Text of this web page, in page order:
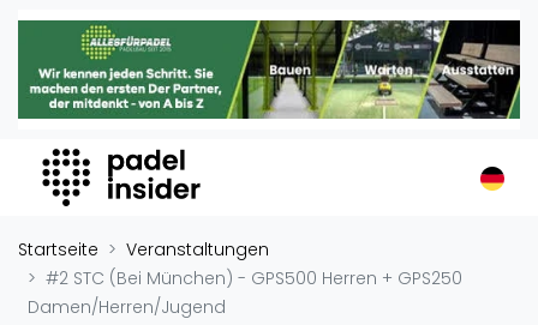
Padel Insider
Home
Organisationen
Buchungssysteme
Padel-Shops
Padel-Marken
Padelplatzbauer
Startseite
Veranstaltungen
#2 STC (Bei München) - GPS500 Herren + GPS250
Damen/Herren/Jugend